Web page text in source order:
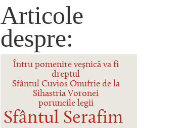
Articole
despre:
Întru pomenire veșnică va fi
dreptul
Sfântul Cuvios Onufrie de la
Sihastria Voronei
poruncile legii
Sfântul Serafim